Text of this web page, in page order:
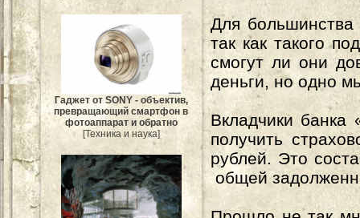
Гаджет от SONY - объектив,
превращающий смартфон в
фотоаппарат и обратно
[Техника и наука]
Для большинства
так как такого
смогут ли они
деньги, но одно
Вкладчики
получить
рублей. Это
общей